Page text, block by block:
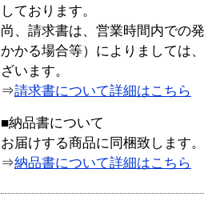
しております。
尚、請求書は、営業時間内での
かかる場合等）によりましては
ざいます。
⇒請求書について詳細はこちら
■納品書について
お届けする商品に同梱致します。
⇒納品書について詳細はこちら